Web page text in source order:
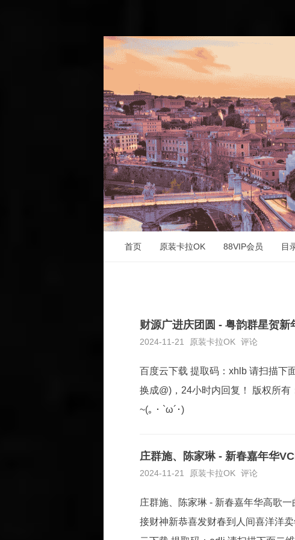
首页 原装卡拉OK 88VIP会员 目
财源广进庆团圆 - 粤韵群星贺新
2024-11-21 原装卡拉OK 评论
百度云下载 提取码：xhlb 请扫描下
换成@)，24小时内回复！ 版权所
~(｡・`ω´･)
庄群施、陈家琳 - 新春嘉年华
2024-11-21 原装卡拉OK 评论
庄群施、陈家琳 - 新春嘉年华高歌
接财神新恭喜发财春到人间喜洋洋